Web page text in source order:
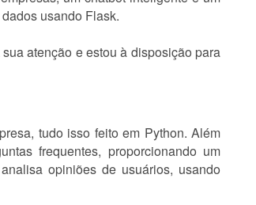
usando Flask.
atenção e estou à disposição para
tudo isso feito em Python. Além
frequentes, proporcionando um
opiniões de usuários, usando